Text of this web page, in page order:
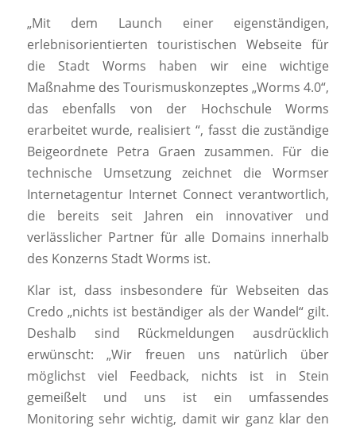
„Mit dem Launch einer eigenständigen,
erlebnisorientierten touristischen Webseite für
die Stadt Worms haben wir eine wichtige
Maßnahme des Tourismuskonzeptes „Worms 4.0“,
das ebenfalls von der Hochschule Worms
erarbeitet wurde, realisiert “, fasst die zuständige
Beigeordnete Petra Graen zusammen. Für die
technische Umsetzung zeichnet die Wormser
Internetagentur Internet Connect verantwortlich,
die bereits seit Jahren ein innovativer und
verlässlicher Partner für alle Domains innerhalb
des Konzerns Stadt Worms ist.
Klar ist, dass insbesondere für Webseiten das
Credo „nichts ist beständiger als der Wandel“ gilt.
Deshalb sind Rückmeldungen ausdrücklich
erwünscht: „Wir freuen uns natürlich über
möglichst viel Feedback, nichts ist in Stein
gemeißelt und uns ist ein umfassendes
Monitoring sehr wichtig, damit wir ganz klar den